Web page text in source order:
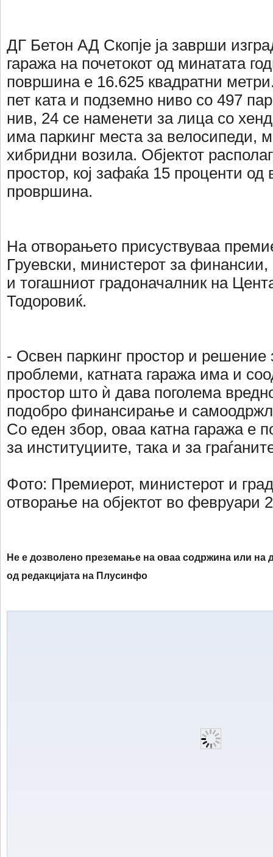
ДГ Бетон АД Скопје ја заврши
гаража на почетокот од минатата
површина е 16.625 квадратни
пет ката и подземно ниво со 497
нив, 24 се наменети за лица со
има паркинг места за велосипеди,
хибридни возила. Објектот
простор, кој зафаќа 15 проценти од
провршина.
На отворањето присуствуваа
Груевски, министерот за
и тогашниот градоначалник на
Тодоровиќ.
- Освен паркинг простор и решение
проблеми, катната гаража има и
простор што ѝ дава поголема
подобро финансирање и
Со еден збор, оваа катна гаража е
за институциите, така и за
Фото: Премиерот, министерот и
отворање на објектот во февруари
Не е дозволено преземање на оваа содржина или на
од редакцијата на Плусинфо